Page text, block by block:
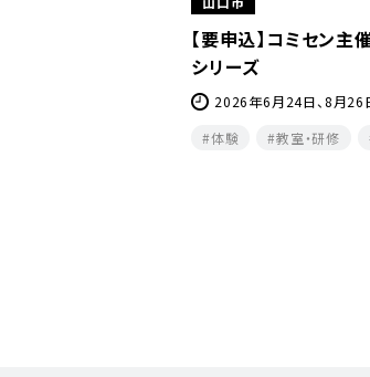
【要申込】きららバド
2026年7月1日、8日 、8月
日、30日(全水曜日)
キッズ
スポーツ・レ